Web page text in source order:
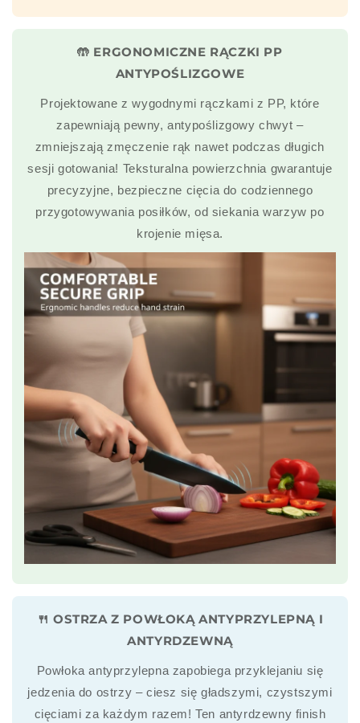
🤲 ERGONOMICZNE RĄCZKI PP
ANTYPOŚLIZGOWE
Projektowane z wygodnymi rączkami z PP, które
zapewniają pewny, antypoślizgowy chwyt –
zmniejszają zmęczenie rąk nawet podczas długich
sesji gotowania! Teksturalna powierzchnia gwarantuje
precyzyjne, bezpieczne cięcia do codziennego
przygotowywania posiłków, od siekania warzyw po
krojenie mięsa.
🍴 OSTRZA Z POWŁOKĄ ANTYPRZYLEPNĄ I
ANTYRDZEWNĄ
Powłoka antyprzylepna zapobiega przyklejaniu się
jedzenia do ostrzy – ciesz się gładszymi, czystszymi
cięciami za każdym razem! Ten antyrdzewny finish